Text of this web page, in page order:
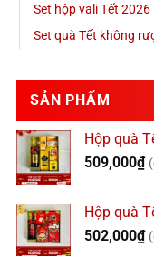
Set hộp vali Tết 2026
Set quà Tết không
SẢN PHẨM
Hộp quà
509,000₫
Hộp quà
502,000₫